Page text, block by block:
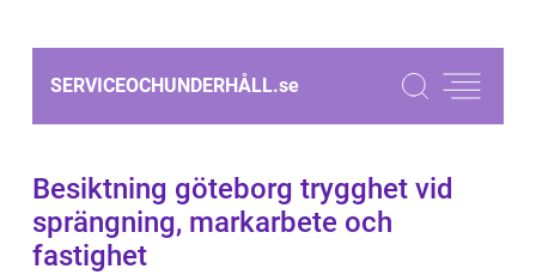
SERVICEOCHUNDERHÅLL.se
Besiktning göteborg trygghet vid
sprängning, markarbete och
fastighet